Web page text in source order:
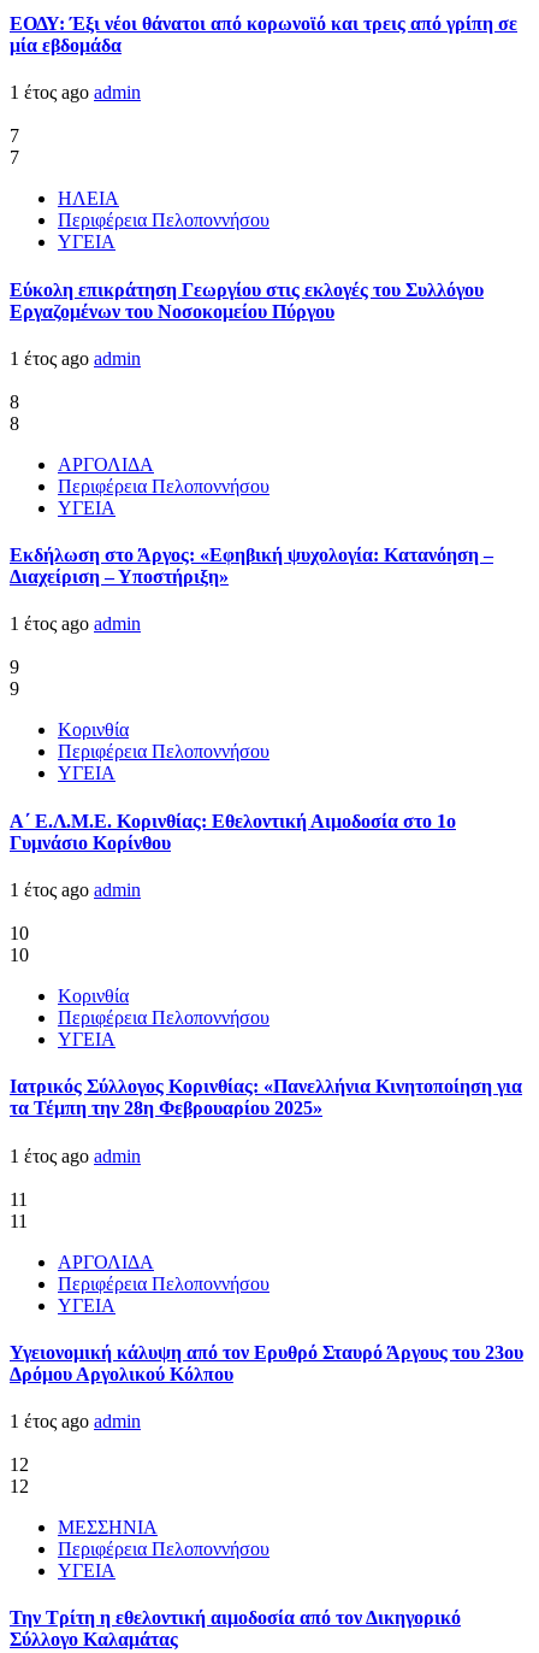
ΕΟΔΥ: Έξι νέοι θάνατοι από κορωνοϊό και τρεις από γρίπη σε
μία εβδομάδα
1 έτος ago admin
7
7
ΗΛΕΙΑ
Περιφέρεια Πελοποννήσου
ΥΓΕΙΑ
Εύκολη επικράτηση Γεωργίου στις εκλογές του Συλλόγου
Εργαζομένων του Νοσοκομείου Πύργου
1 έτος ago admin
8
8
ΑΡΓΟΛΙΔΑ
Περιφέρεια Πελοποννήσου
ΥΓΕΙΑ
Εκδήλωση στο Άργος: «Εφηβική ψυχολογία: Κατανόηση –
Διαχείριση – Υποστήριξη»
1 έτος ago admin
9
9
Κορινθία
Περιφέρεια Πελοποννήσου
ΥΓΕΙΑ
Α΄ Ε.Λ.Μ.Ε. Κορινθίας: Εθελοντική Αιμοδοσία στο 1ο
Γυμνάσιο Κορίνθου
1 έτος ago admin
10
10
Κορινθία
Περιφέρεια Πελοποννήσου
ΥΓΕΙΑ
Ιατρικός Σύλλογος Κορινθίας: «Πανελλήνια Κινητοποίηση για
τα Τέμπη την 28η Φεβρουαρίου 2025»
1 έτος ago admin
11
11
ΑΡΓΟΛΙΔΑ
Περιφέρεια Πελοποννήσου
ΥΓΕΙΑ
Υγειονομική κάλυψη από τον Ερυθρό Σταυρό Άργους του 23ου
Δρόμου Αργολικού Κόλπου
1 έτος ago admin
12
12
ΜΕΣΣΗΝΙΑ
Περιφέρεια Πελοποννήσου
ΥΓΕΙΑ
Την Τρίτη η εθελοντική αιμοδοσία από τον Δικηγορικό
Σύλλογο Καλαμάτας